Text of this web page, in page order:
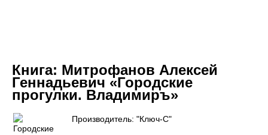
Книга: Митрофанов Алексей
Геннадьевич «Городские
прогулки. Владимиръ»
Производитель: "Ключ-С"